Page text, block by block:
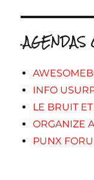
.AGENDAS
INFO
LE BRUIT
ORGANIZE
PUNX